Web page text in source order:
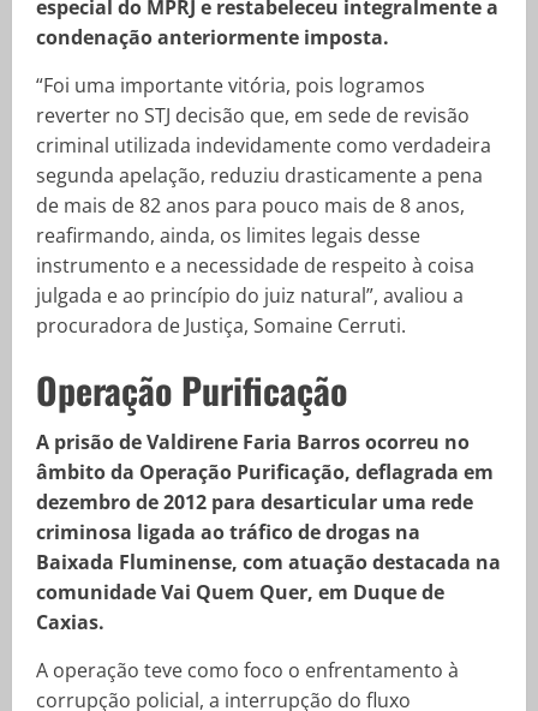
especial do MPRJ e restabeleceu integralmente a
condenação anteriormente imposta.
“Foi uma importante vitória, pois logramos
reverter no STJ decisão que, em sede de revisão
criminal utilizada indevidamente como verdadeira
segunda apelação, reduziu drasticamente a pena
de mais de 82 anos para pouco mais de 8 anos,
reafirmando, ainda, os limites legais desse
instrumento e a necessidade de respeito à coisa
julgada e ao princípio do juiz natural”, avaliou a
procuradora de Justiça, Somaine Cerruti.
Operação Purificação
A prisão de Valdirene Faria Barros ocorreu no
âmbito da Operação Purificação, deflagrada em
dezembro de 2012 para desarticular uma rede
criminosa ligada ao tráfico de drogas na
Baixada Fluminense, com atuação destacada na
comunidade Vai Quem Quer, em Duque de
Caxias.
A operação teve como foco o enfrentamento à
corrupção policial, a interrupção do fluxo